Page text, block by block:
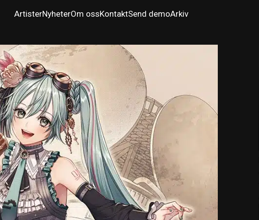
ArtisterNyheterOm ossKontaktSend demoArkiv